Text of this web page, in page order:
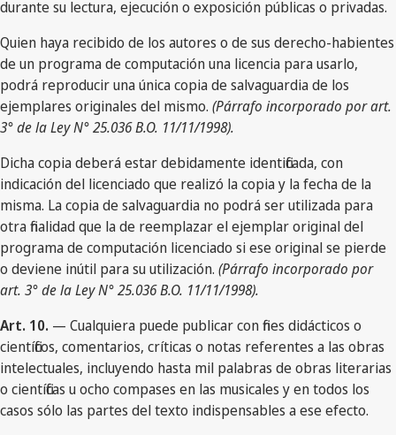
durante su lectura, ejecución o exposición públicas o privadas.
Quien haya recibido de los autores o de sus derecho-habientes
de un programa de computación una licencia para usarlo,
podrá reproducir una única copia de salvaguardia de los
ejemplares originales del mismo. (Párrafo incorporado por art.
3° de la Ley N° 25.036 B.O. 11/11/1998).
Dicha copia deberá estar debidamente identificada, con
indicación del licenciado que realizó la copia y la fecha de la
misma. La copia de salvaguardia no podrá ser utilizada para
otra finalidad que la de reemplazar el ejemplar original del
programa de computación licenciado si ese original se pierde
o deviene inútil para su utilización. (Párrafo incorporado por
art. 3° de la Ley N° 25.036 B.O. 11/11/1998).
Art. 10. — Cualquiera puede publicar con fines didácticos o
científicos, comentarios, críticas o notas referentes a las obras
intelectuales, incluyendo hasta mil palabras de obras literarias
o científicas u ocho compases en las musicales y en todos los
casos sólo las partes del texto indispensables a ese efecto.